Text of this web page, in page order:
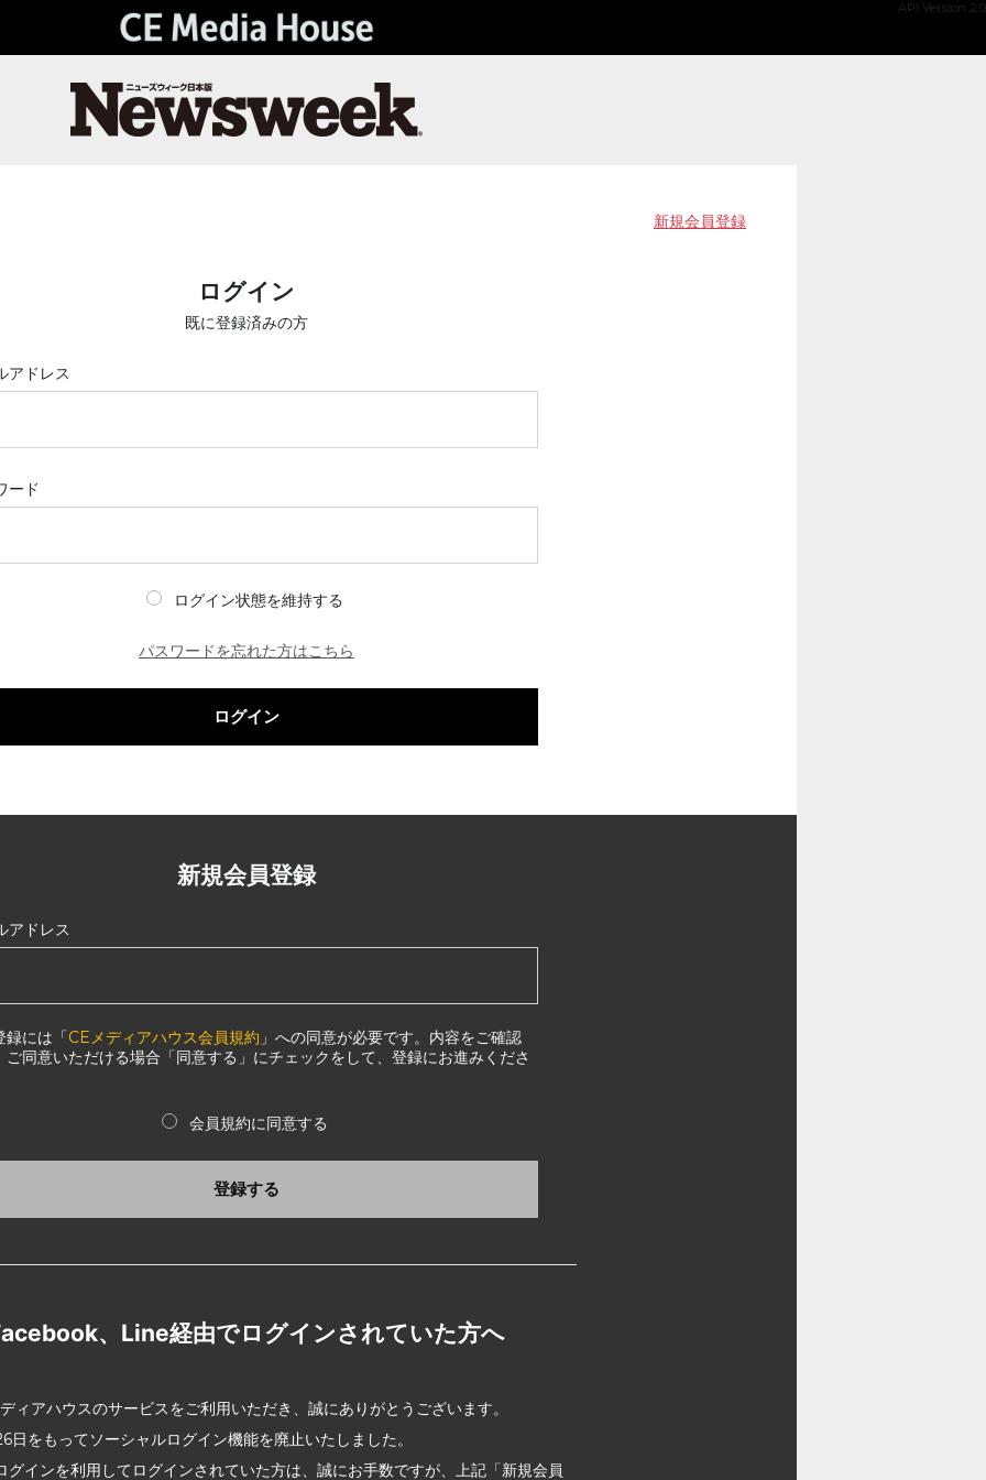
API Version 2.0
新規会員登録
ログイン
既に登録済みの方
アドレス
ード
ログイン状態を維持する
パスワードを忘れた方はこちら
ログイン
新規会員登録
アドレス
録には「CEメディアハウス会員規約 」への同意が必要です。内容をご確認
ご同意いただける場合「同意する」にチェックをして、登録にお進みくださ
会員規約に同意する
登録する
、Line経由でログインされていた方へ
ィアハウスのサービスをご利用いただき、誠にありがとうございます。
日をもってソーシャルログイン機能を廃止いたしました。
グインを利用してログインされていた方は、誠にお手数ですが、上記「新規会員